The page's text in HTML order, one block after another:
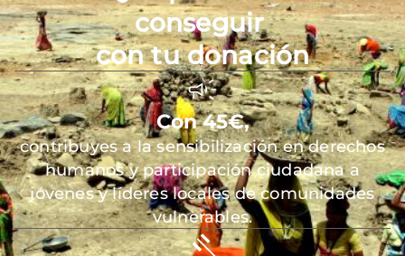
conseguir
con tu donación
Con 45€,
contribuyes a la sensibilización en derechos
humanos y participación ciudadana a
jóvenes y líderes locales de comunidades
vulnerables.